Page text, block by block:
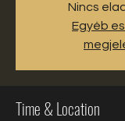
Nincs
Egyéb
Time & Location